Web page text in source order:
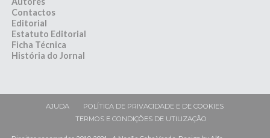
Contactos
Editorial
Estatuto Editorial
Ficha Técnica
História do Jornal
AJUDA
POLÍTICA DE PRIVACIDADE E DE COOKIES
TERMOS E CONDIÇÕES DE UTILIZAÇÃO